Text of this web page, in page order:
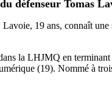
défenseur Tomas
19 ans, connaît
la LHJMQ en
(19). Nommé à